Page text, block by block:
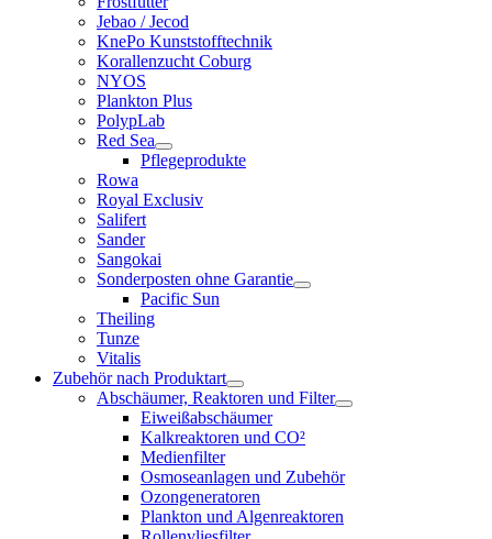
Jebao / Jecod
KnePo Kunststofftechnik
Korallenzucht Coburg
NYOS
Plankton Plus
PolypLab
Red Sea
Pflegeprodukte
Rowa
Royal Exclusiv
Salifert
Sander
Sangokai
Sonderposten ohne Garantie
Pacific Sun
Theiling
Tunze
Vitalis
Zubehör nach Produktart
Abschäumer, Reaktoren und Filter
Eiweißabschäumer
Kalkreaktoren und CO²
Medienfilter
Osmoseanlagen und Zubehör
Ozongeneratoren
Plankton und Algenreaktoren